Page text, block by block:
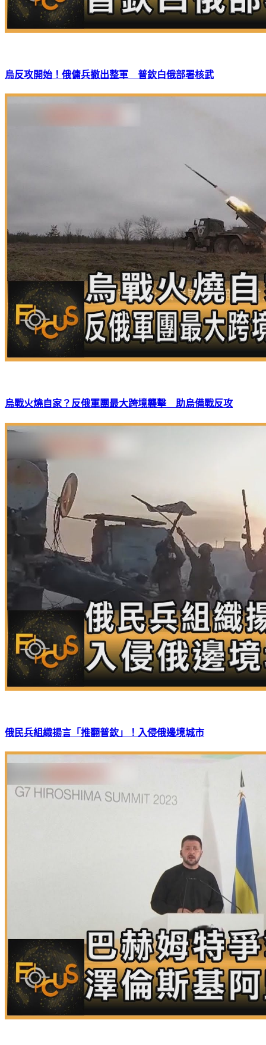
烏反攻開始！俄傭兵撤出整軍 普欽白俄部署核武
烏戰火燒自家？反俄軍團最大跨境襲擊 助烏備戰反攻
俄民兵組織揚言「推翻普欽」！入侵俄邊境城市